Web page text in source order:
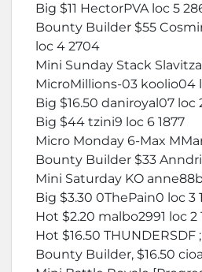
Big $11 HectorPVA loc 5
Bounty Builder $55
loc 4 2704
Mini Sunday Stack
MicroMillions-03 koolio04
Big $16.50 daniroyal07 loc
Big $44 tzini9 loc 6 1877
Micro Monday 6-Max
Bounty Builder $33
Mini Saturday KO
Big $3.30 0ThePain0 loc 3
Hot $2.20 malbo2991 loc 2
Hot $16.50 THUNDERSDF
Bounty Builder, $16.50